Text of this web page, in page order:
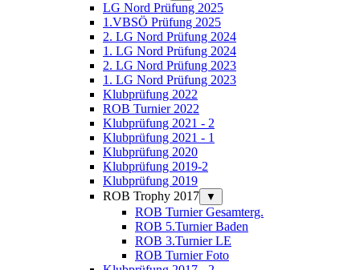
LG Nord Prüfung 2025
1.VBSÖ Prüfung 2025
2. LG Nord Prüfung 2024
1. LG Nord Prüfung 2024
2. LG Nord Prüfung 2023
1. LG Nord Prüfung 2023
Klubprüfung 2022
ROB Turnier 2022
Klubprüfung 2021 - 2
Klubprüfung 2021 - 1
Klubprüfung 2020
Klubprüfung 2019-2
Klubprüfung 2019
ROB Trophy 2017
▼
ROB Turnier Gesamterg.
ROB 5.Turnier Baden
ROB 3.Turnier LE
ROB Turnier Foto